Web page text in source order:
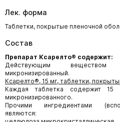
Лек. форма
Таблетки, покрытые пленочной
Состав
Препарат Ксарелто® содержит:
Действующим веществом
микронизированный.
Ксарелто®, 15 мг, таблетки,
Каждая таблетка содержит 15
микронизированного.
Прочими ингредиентами
являются: